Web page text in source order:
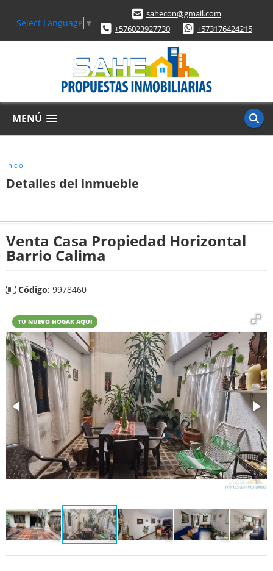
Select Language ▼
sahecon@gmail.com
+576023927730
+573176424215
MENÚ
Inicio
Detalles del inmueble
Venta Casa Propiedad Horizontal
Barrio Calima
Código: 9978460
TU NUEVO HOGAR AQUI